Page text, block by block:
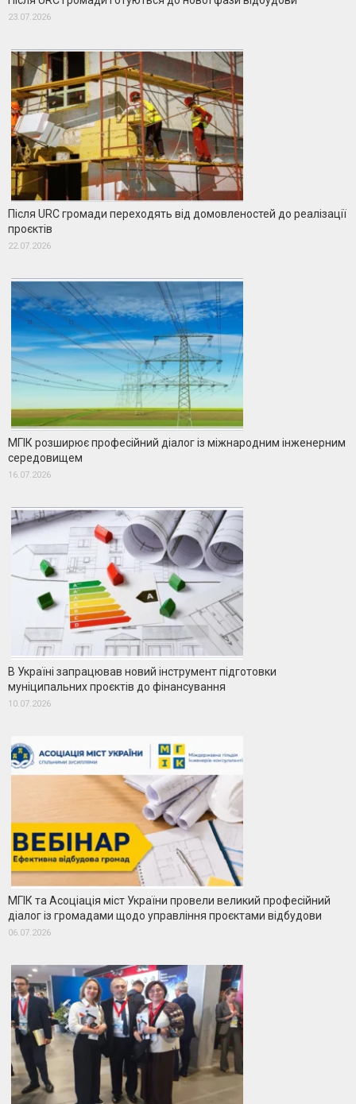
23.07.2026
Після URC громади переходять від домовленостей до реалізації
проєктів
22.07.2026
МГІК розширює професійний діалог із міжнародним інженерним
середовищем
16.07.2026
В Україні запрацював новий інструмент підготовки
муніципальних проєктів до фінансування
10.07.2026
МГІК та Асоціація міст України провели великий професійний
діалог із громадами щодо управління проєктами відбудови
06.07.2026